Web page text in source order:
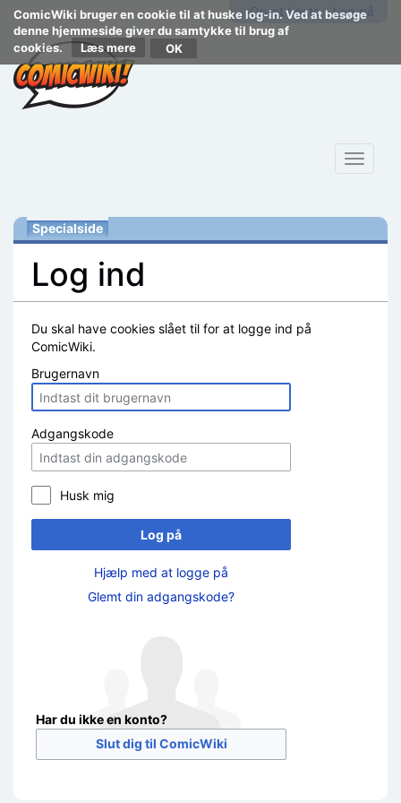
ComicWiki bruger en cookie til at huske log-in. Ved at besøge
denne hjemmeside giver du samtykke til brug af
cookies.
Læs mere
Opret konto Log på
Toggle
Specialside
Log ind
Du skal have cookies slået til for at logge ind på
ComicWiki.
Brugernavn
Adgangskode
Husk mig
Log på
Hjælp med at logge på
Glemt din adgangskode?
Har du ikke en konto?
Slut dig til ComicWiki